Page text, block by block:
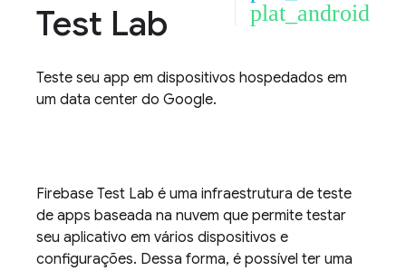
Test Lab
plat_android
Teste seu app em dispositivos hospedados em
um data center do Google.
Firebase Test Lab é uma infraestrutura de teste
de apps baseada na nuvem que permite testar
seu aplicativo em vários dispositivos e
configurações. Dessa forma, é possível ter uma